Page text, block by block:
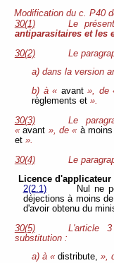
Modification du c. P40
30(1)
Le
antiparasitaires et les
30(2)
Le
a) dans la version
b) à « avant», de
règlements et».
30(3)
Le
«avant », de « à
et ».
30(4)
Le
Licence d'applicateur
2(2.1)
Nul ne
déjections à moins
d'avoir obtenu du
30(5)
L'article
substitution :
a) à «distribute, »,